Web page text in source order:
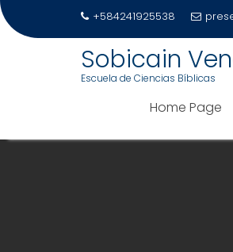
+584241925538
Sobicain
Escuela de Ciencias Bíblicas
Home Page